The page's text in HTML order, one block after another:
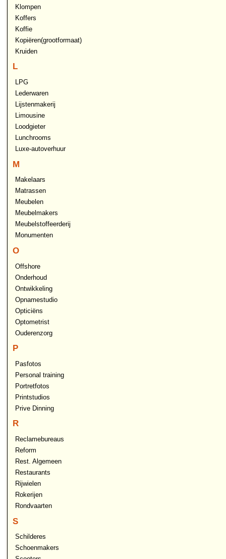
Klompen
Koffers
Koffie
Kopiëren(grootformaat)
Kruiden
L
LPG
Lederwaren
Lijstenmakerij
Limousine
Loodgieter
Lunchrooms
Luxe-autoverhuur
M
Makelaars
Matrassen
Meubelen
Meubelmakers
Meubelstoffeerderij
Monumenten
O
Offshore
Onderhoud
Ontwikkeling
Opnamestudio
Opticiëns
Optometrist
Ouderenzorg
P
Pasfotos
Personal training
Portretfotos
Printstudios
Prive Dinning
R
Reclamebureaus
Reform
Rest. Algemeen
Restaurants
Rijwielen
Rokerijen
Rondvaarten
S
Schilderes
Schoenmakers